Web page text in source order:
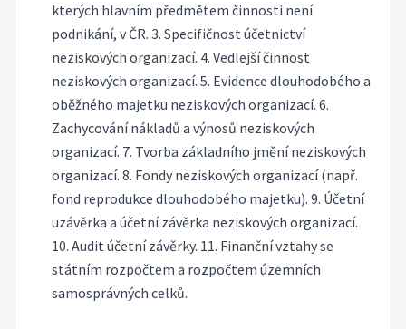
kterých hlavním předmětem činnosti není
podnikání, v ČR. 3. Specifičnost účetnictví
neziskových organizací. 4. Vedlejší činnost
neziskových organizací. 5. Evidence dlouhodobého a
oběžného majetku neziskových organizací. 6.
Zachycování nákladů a výnosů neziskových
organizací. 7. Tvorba základního jmění neziskových
organizací. 8. Fondy neziskových organizací (např.
fond reprodukce dlouhodobého majetku). 9. Účetní
uzávěrka a účetní závěrka neziskových organizací.
10. Audit účetní závěrky. 11. Finanční vztahy se
státním rozpočtem a rozpočtem územních
samosprávných celků.